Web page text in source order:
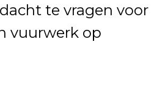
te vragen voor
vuurwerk op